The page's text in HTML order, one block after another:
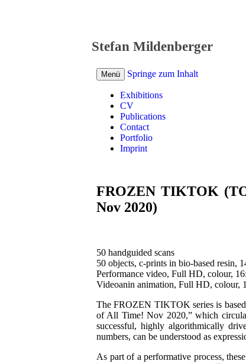
Stefan Mildenberger
Menü Springe zum Inhalt
Exhibitions
CV
Publications
Contact
Portfolio
Imprint
FROZEN TIKTOK
Nov 2020)
50 handguided scans
50 objects, c-prints in bio-based resin,
Performance video, Full HD, colour,
Videoanin animation, Full HD, colour,
The FROZEN TIKTOK series is
of All Time! Nov 2020,” which
successful, highly algorithmically
numbers, can be understood as
As part of a performative process,